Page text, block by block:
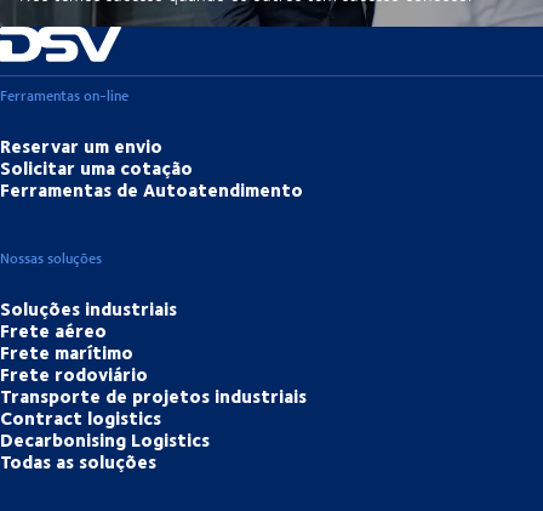
Ferramentas on-line
Reservar um envio
Solicitar uma cotação
Ferramentas de Autoatendimento
Nossas soluções
Soluções industriais
Frete aéreo
Frete marítimo
Frete rodoviário
Transporte de projetos industriais
Contract logistics
Decarbonising Logistics
Todas as soluções